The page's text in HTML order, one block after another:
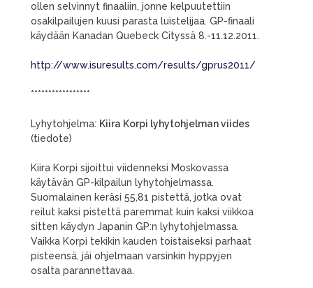
ollen selvinnyt finaaliin, jonne kelpuutettiin
osakilpailujen kuusi parasta luistelijaa. GP-finaali
käydään Kanadan Quebeck Cityssä 8.-11.12.2011.
http://www.isuresults.com/results/gprus2011/
*****************
Lyhytohjelma: Kiira Korpi lyhytohjelman viides
(tiedote)
Kiira Korpi sijoittui viidenneksi Moskovassa
käytävän GP-kilpailun lyhytohjelmassa.
Suomalainen keräsi 55,81 pistettä, jotka ovat
reilut kaksi pistettä paremmat kuin kaksi viikkoa
sitten käydyn Japanin GP:n lyhytohjelmassa.
Vaikka Korpi tekikin kauden toistaiseksi parhaat
pisteensä, jäi ohjelmaan varsinkin hyppyjen
osalta parannettavaa.